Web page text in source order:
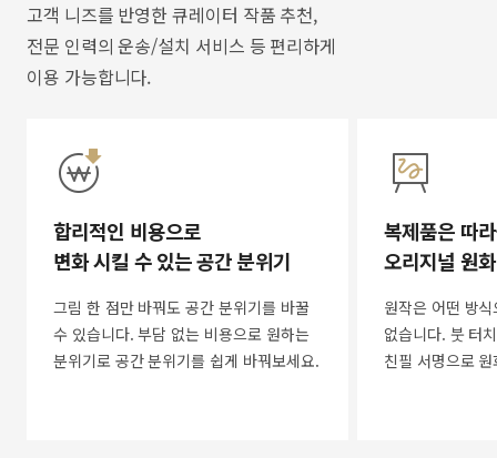
고객 니즈를 반영한 큐레이터 작품 추천,
전문 인력의 운송/설치 서비스 등 편리하게
이용 가능합니다.
합리적인 비용으로
변화 시킬 수 있는 공간 분위기
그림 한 점만 바꿔도 공간 분위기를 바꿀
수 있습니다. 부담 없는 비용으로 원하는
분위기로 공간 분위기를 쉽게 바꿔보세요.
복제품은 따
오리지널 원
원작은 어떤 방
없습니다. 붓 터
친필 서명으로